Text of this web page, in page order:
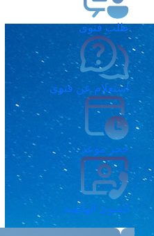
طلب فتوى
استعلام عن فتوى
حجز موعد
الفتوى الهاتفية